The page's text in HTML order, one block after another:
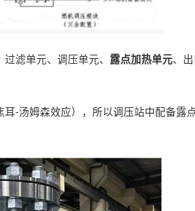
过滤单元、 调压单元、 露点加热单元、
耳-汤姆森效应），所以调压站中配备露